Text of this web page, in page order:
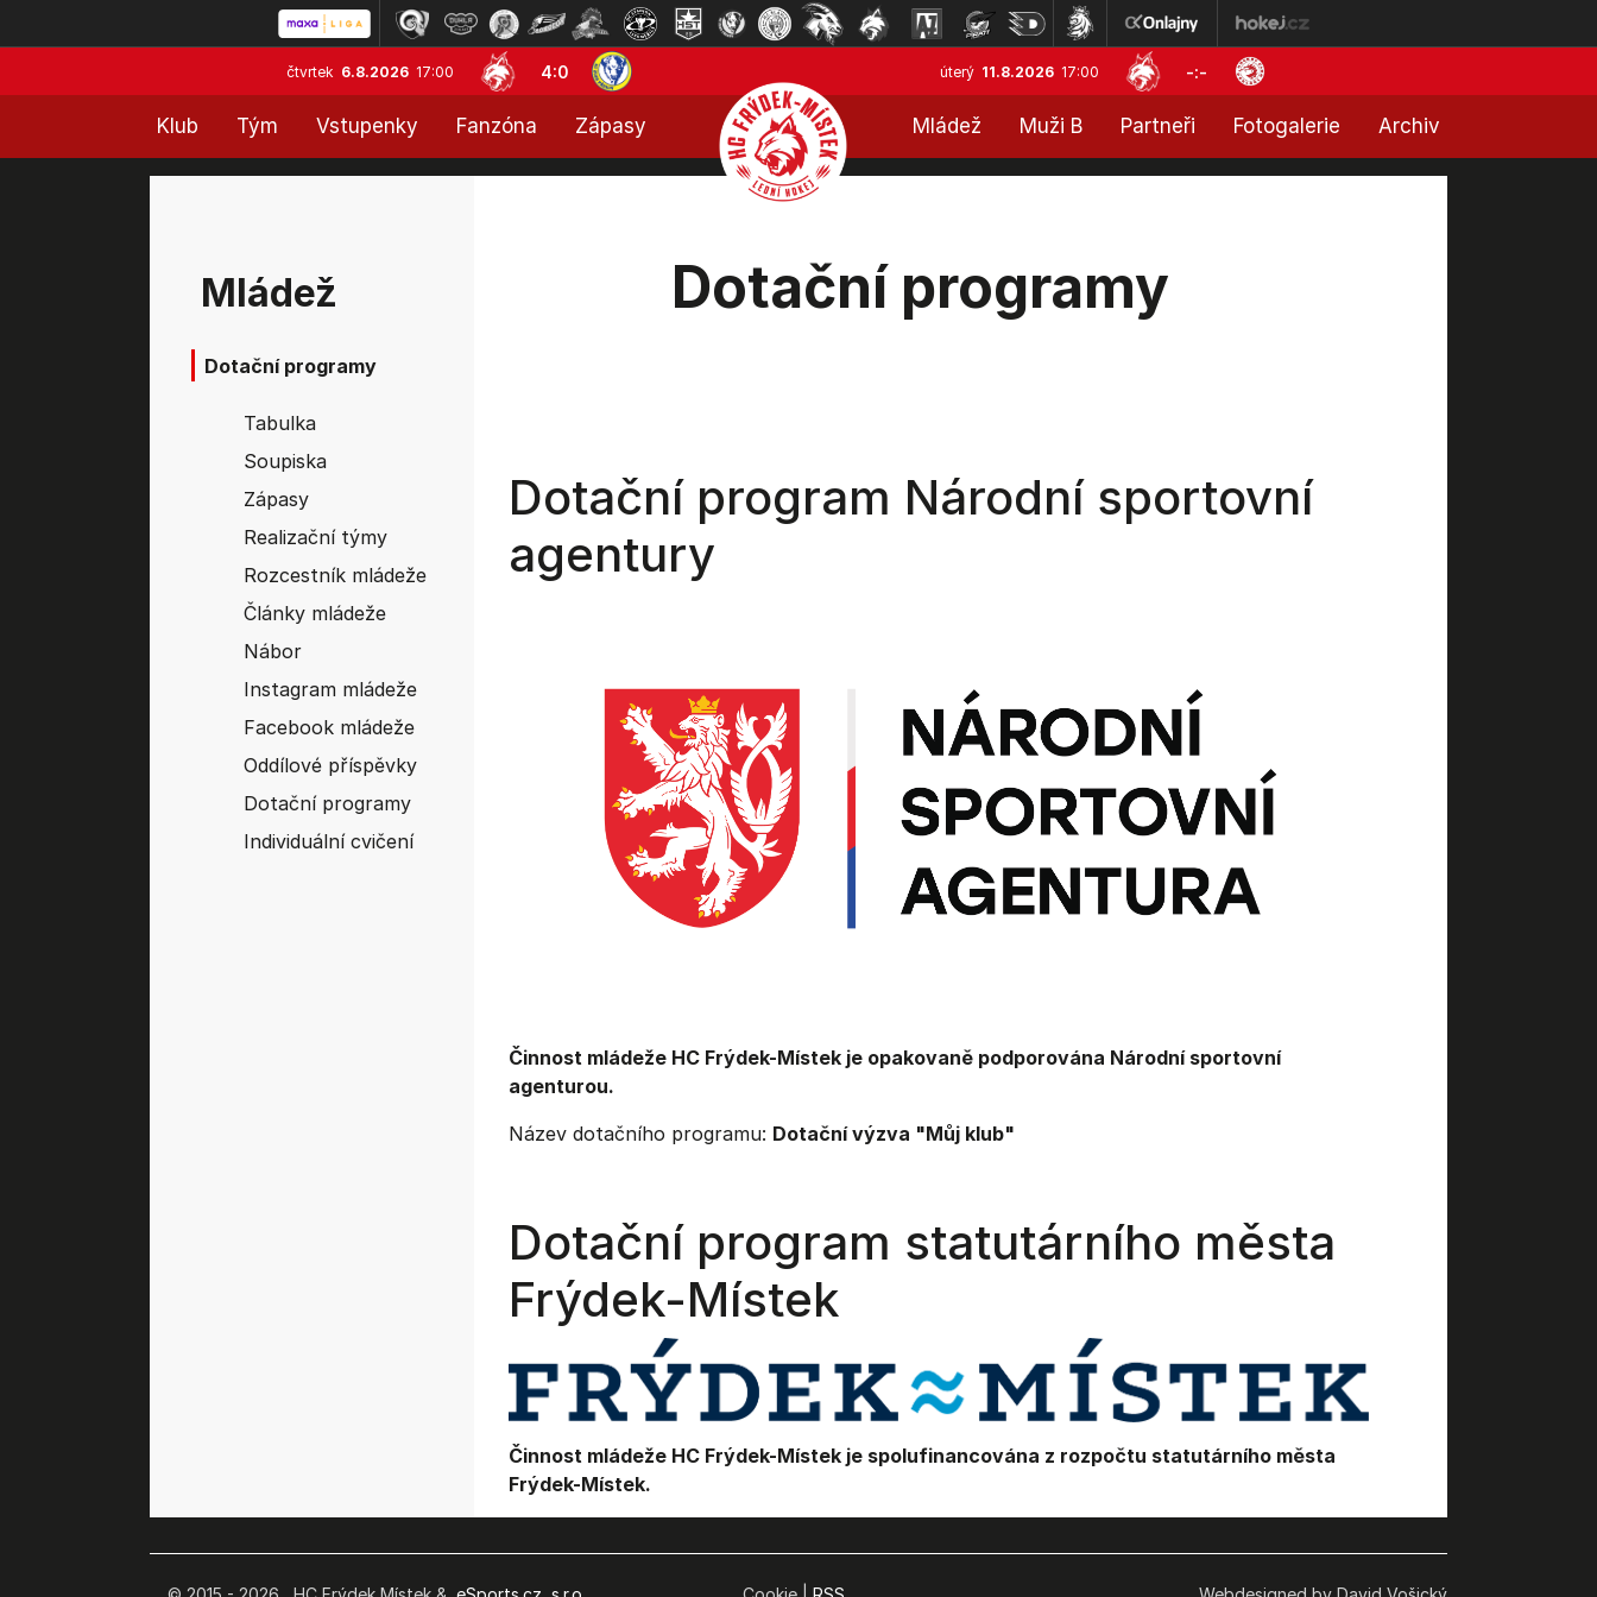
čtvrtek 6.8.2026 17:00 4:0 úterý 11.8.2026 17:00 -:-
Klub Tým Vstupenky Fanzóna Zápasy Mládež Muži B Partneři Fotogalerie Archiv
Mládež
Dotační programy
Tabulka
Soupiska
Zápasy
Realizační týmy
Rozcestník mládeže
Články mládeže
Nábor
Instagram mládeže
Facebook mládeže
Oddílové příspěvky
Dotační programy
Individuální cvičení
Dotační programy
Dotační program Národní sportovní
agentury
Činnost mládeže HC Frýdek-Místek je opakovaně podporována Národní sportovní
agenturou.
Název dotačního programu: Dotační výzva "Můj klub"
Dotační program statutárního města
Frýdek-Místek
Činnost mládeže HC Frýdek-Místek je spolufinancována z rozpočtu statutárního města
Frýdek-Místek.